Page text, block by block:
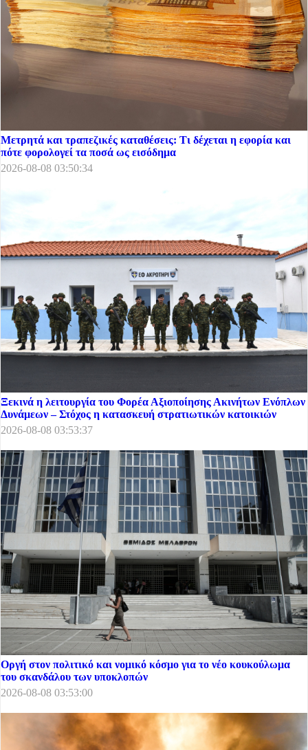
Μετρητά και τραπεζικές καταθέσεις: Τι δέχεται η εφορία και
πότε φορολογεί τα ποσά ως εισόδημα
2026-08-08 03:50:34
Ξεκινά η λειτουργία του Φορέα Αξιοποίησης Ακινήτων Ενόπλων
Δυνάμεων – Στόχος η κατασκευή στρατιωτικών κατοικιών
2026-08-08 03:53:37
Οργή στον πολιτικό και νομικό κόσμο για το νέο κουκούλωμα
του σκανδάλου των υποκλοπών
2026-08-08 03:53:00